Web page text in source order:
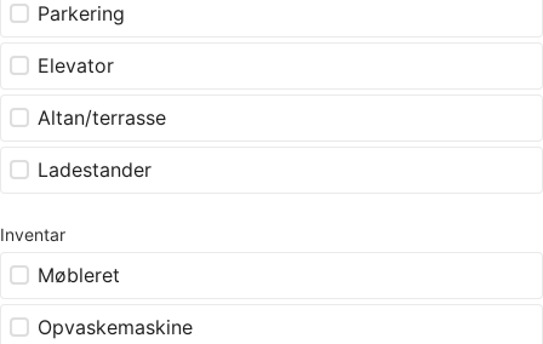
Parkering
Elevator
Altan/terrasse
Ladestander
Inventar
Møbleret
Opvaskemaskine